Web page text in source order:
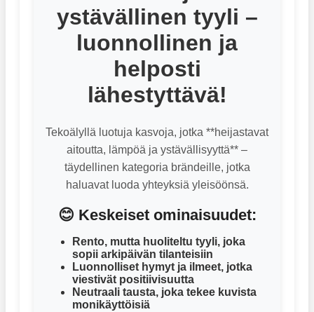
ystävällinen tyyli –
luonnollinen ja
helposti
lähestyttävä!
Tekoälyllä luotuja kasvoja, jotka **heijastavat
aitoutta, lämpöä ja ystävällisyyttä** –
täydellinen kategoria brändeille, jotka
haluavat luoda yhteyksiä yleisöönsä.
😊 Keskeiset ominaisuudet:
Rento, mutta huoliteltu tyyli, joka
sopii arkipäivän tilanteisiin
Luonnolliset hymyt ja ilmeet, jotka
viestivät positiivisuutta
Neutraali tausta, joka tekee kuvista
monikäyttöisiä